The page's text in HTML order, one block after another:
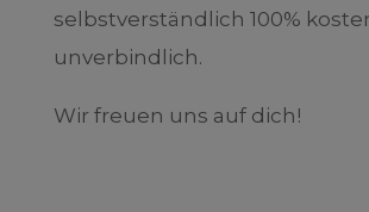
selbstverständlich 100%
unverbindlich.
Wir freuen uns auf dich!